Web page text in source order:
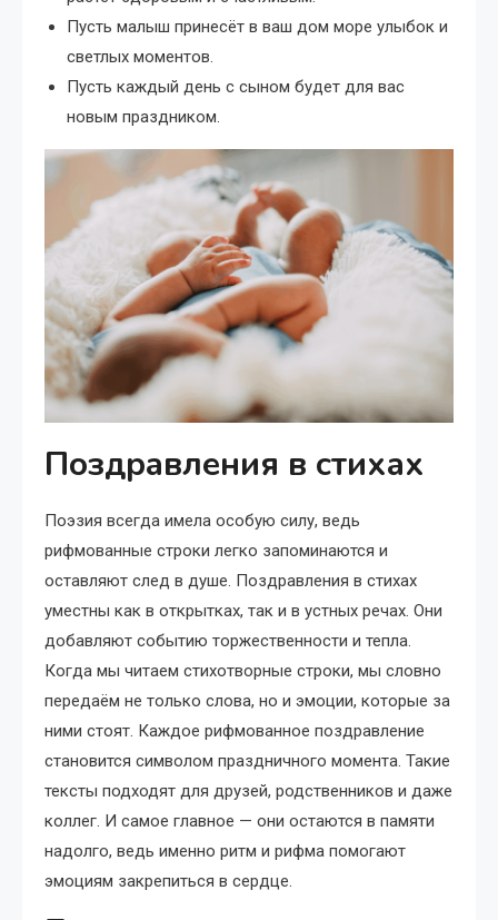
Пусть малыш принесёт в ваш дом море улыбок и
светлых моментов.
Пусть каждый день с сыном будет для вас
новым праздником.
Поздравления в стихах
Поэзия всегда имела особую силу, ведь
рифмованные строки легко запоминаются и
оставляют след в душе. Поздравления в стихах
уместны как в открытках, так и в устных речах. Они
добавляют событию торжественности и тепла.
Когда мы читаем стихотворные строки, мы словно
передаём не только слова, но и эмоции, которые за
ними стоят. Каждое рифмованное поздравление
становится символом праздничного момента. Такие
тексты подходят для друзей, родственников и даже
коллег. И самое главное — они остаются в памяти
надолго, ведь именно ритм и рифма помогают
эмоциям закрепиться в сердце.